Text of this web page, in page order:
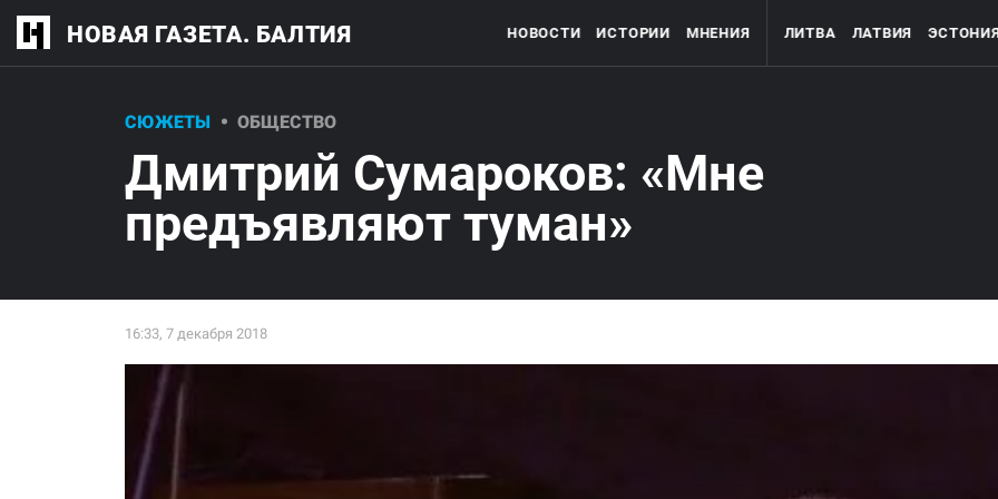
НОВАЯ ГАЗЕТА. БАЛТИЯ НОВОСТИ ИСТОРИИ МНЕНИЯ ЛИТВА ЛАТВИЯ
СЮЖЕТЫ ОБЩЕСТВО
Дмитрий Сумароков: «Мне
предъявляют туман»